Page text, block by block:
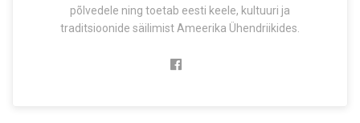
põlvedele ning toetab eesti keele, kultuuri ja
traditsioonide säilimist Ameerika Ühendriikides.